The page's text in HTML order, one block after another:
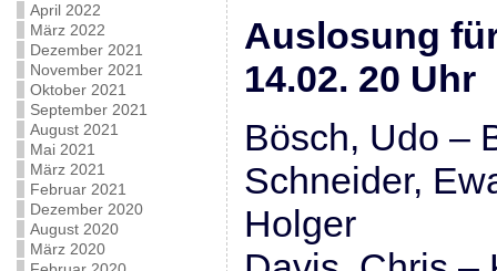
April 2022
März 2022
Dezember 2021
November 2021
Oktober 2021
September 2021
August 2021
Mai 2021
März 2021
Februar 2021
Dezember 2020
August 2020
März 2020
Auslosung
14.02. 20 Uhr
Bösch, Udo –
Schneider,
Holger